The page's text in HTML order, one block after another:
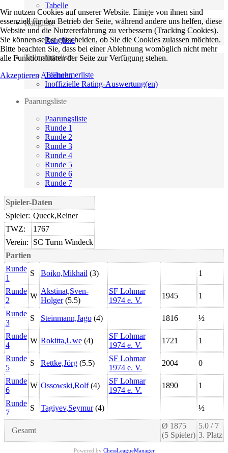
Tabelle
Rangliste
Rangliste
Teilnehmerliste
Teilnehmerliste
Inoffizielle Rating-Auswertung(en)
Paarungsliste
Paarungsliste
Runde 1
Runde 2
Runde 3
Runde 4
Runde 5
Runde 6
Runde 7
Spieler-Daten
Spieler: Queck,Reiner
TWZ:
1767
Verein:
SC Turm Windeck
Partien
Runde
1
S Boiko,Mikhail (3) 1
Runde
2
W
Akstinat,Sven-
Holger(5.5)
SF Lohmar
1974 e. V.
1945 1
Runde
3
S Steinmann,Jago(4) 1816 ½
Runde
4
W Rokitta,Uwe(4)
SF Lohmar
1974 e. V.
1721 1
Runde
5
S Rettke,Jörg(5.5)
SF Lohmar
1974 e. V.
2004 0
Runde
6
W Ossowski,Rolf(4)
SF Lohmar
1974 e. V.
1890 1
Runde
7
S Tagiyev,Seymur(4) ½
Gesamt
Ø 1875
(5 Spieler)
5.0 / 7
3. Platz
Powered by ChessLeagueManager
Wir nutzen Cookies auf unserer Website. Einige von ihnen sind
essenziell für den Betrieb der Seite, während andere uns helfen, diese
Website und die Nutzererfahrung zu verbessern (Tracking Cookies).
Sie können selbst entscheiden, ob Sie die Cookies zulassen möchten.
Bitte beachten Sie, dass bei einer Ablehnung womöglich nicht mehr
alle Funktionalitäten der Seite zur Verfügung stehen.
Akzeptieren Ablehnen